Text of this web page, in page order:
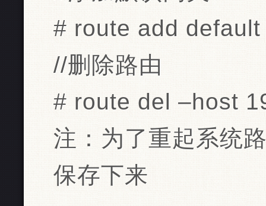
# route add
//删除路由
# route del –host
注：为了重起系统
保存下来